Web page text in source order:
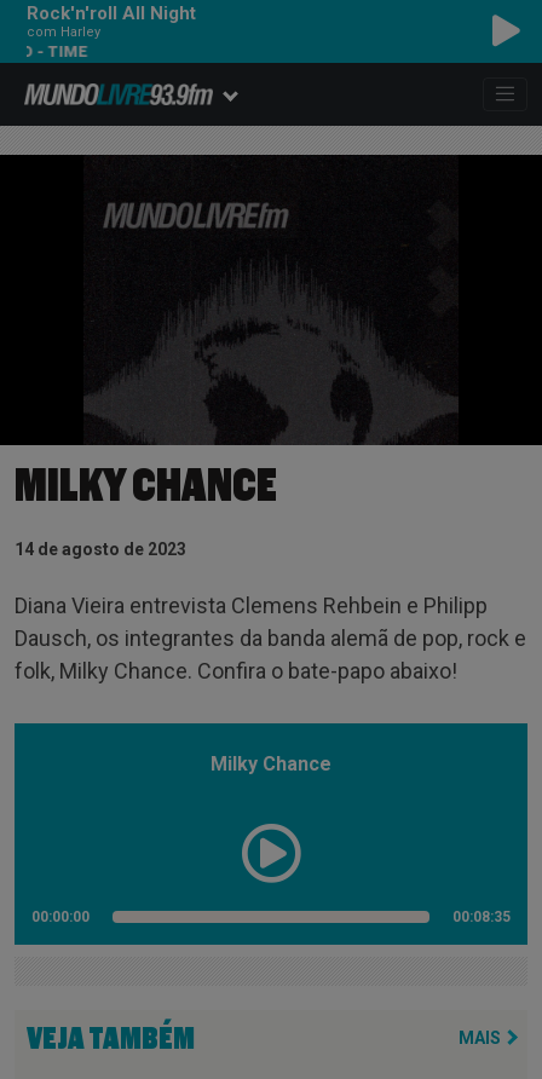
Rock'n'roll All Night
com Harley
MILKY CHANCE
14 de agosto de 2023
Diana Vieira entrevista Clemens Rehbein e Philipp
Dausch, os integrantes da banda alemã de pop, rock e
folk, Milky Chance. Confira o bate-papo abaixo!
Milky Chance
00:00:00 00:08:35
VEJA TAMBÉM MAIS